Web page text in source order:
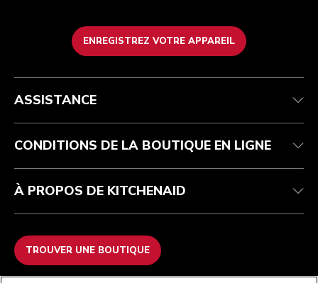
ENREGISTREZ VOTRE APPAREIL
Health Check
Suivez votre commande
Garantie et documents
Recupel
Conditions générales de vente
Retours et remboursements
Imprint
ODR
La marque
Trouver une boutique
ASSISTANCE
CONDITIONS DE LA BOUTIQUE EN LIGNE
À PROPOS DE KITCHENAID
TROUVER UNE BOUTIQUE